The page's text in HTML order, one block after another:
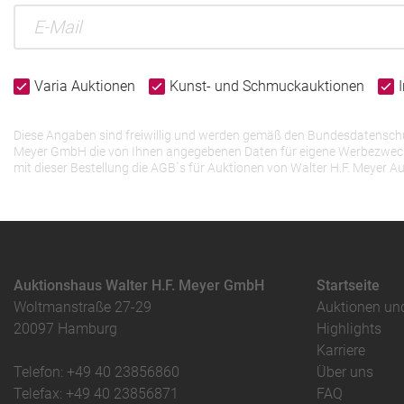
Varia Auktionen Kunst- und Schmuckauktionen
Diese Angaben sind freiwillig und werden gemäß den
Meyer GmbH die von Ihnen angegebenen Daten für eigene
mit dieser Bestellung die AGB`s für Auktionen von Walter H.F. Meyer
Auktionshaus Walter H.F. Meyer GmbH
Woltmanstraße 27-29
20097 Hamburg
Telefon: +49 40 23856860
Telefax: +49 40 23856871
Startseite
Auktionen
Highlights
Karriere
Über uns
FAQ